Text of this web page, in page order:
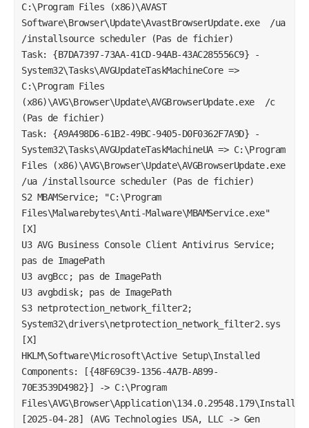
C:\Program Files (x86)\AVAST
Software\Browser\Update\AvastBrowserUpdate.exe  /ua
/installsource scheduler (Pas de fichier)
Task: {B7DA7397-73AA-41CD-94AB-43AC285556C9} -
System32\Tasks\AVGUpdateTaskMachineCore =>
C:\Program Files
(x86)\AVG\Browser\Update\AVGBrowserUpdate.exe  /c
(Pas de fichier)
Task: {A9A498D6-61B2-49BC-9405-D0F0362F7A9D} -
System32\Tasks\AVGUpdateTaskMachineUA => C:\Program
Files (x86)\AVG\Browser\Update\AVGBrowserUpdate.exe
/ua /installsource scheduler (Pas de fichier)
S2 MBAMService; "C:\Program
Files\Malwarebytes\Anti-Malware\MBAMService.exe"
[X]
U3 AVG Business Console Client Antivirus Service;
pas de ImagePath
U3 avgBcc; pas de ImagePath
U3 avgbdisk; pas de ImagePath
S3 netprotection_network_filter2;
System32\drivers\netprotection_network_filter2.sys
[X]
HKLM\Software\Microsoft\Active Setup\Installed
Components: [{48F69C39-1356-4A7B-A899-
70E3539D4982}] -> C:\Program
[2025-04-28] (AVG Technologies USA, LLC -> Gen